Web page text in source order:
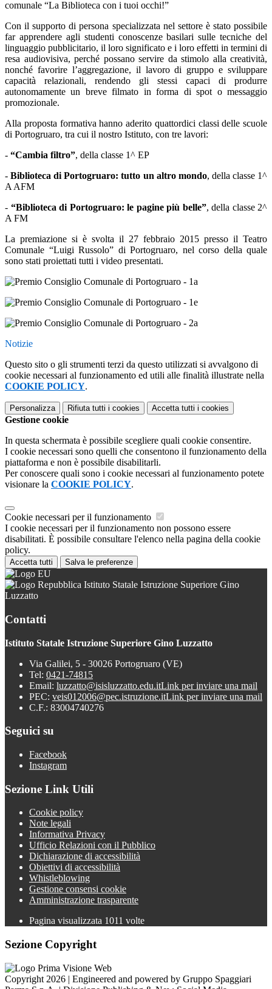
comunale “La Biblioteca con i tuoi occhi!”
Con il supporto di persona specializzata nel settore è stato possibile
far apprendere agli studenti conoscenze basilari sulle tecniche del
linguaggio pubblicitario, il loro significato e i loro effetti in termini di
resa audiovisiva, perché possano servire da stimolo alla creatività,
nonché favorire l’aggregazione, il lavoro di gruppo e sviluppare
capacità relazionali, rendendo gli stessi capaci di produrre
autonomamente un breve filmato in forma di spot o messaggio
promozionale.
Alla proposta formativa hanno aderito quattordici classi delle scuole
di Portogruaro, tra cui il nostro Istituto, con tre lavori:
- “Cambia filtro”, della classe 1^ EP
-Biblioteca di Portogruaro: tutto un altro mondo, della classe 1^
A AFM
- “Biblioteca di Portogruaro: le pagine più belle”, della classe 2^
A FM
La premiazione si è svolta il 27 febbraio 2015 presso il Teatro
Comunale “Luigi Russolo” di Portogruaro, nel corso della quale
sono stati proiettati tutti i video presentati.
Notizie
Questo sito o gli strumenti terzi da questo utilizzati si avvalgono di
cookie necessari al funzionamento ed utili alle finalità illustrate nella
COOKIE POLICY.
Personalizza Rifiuta tutti i cookies Accetta tutti i cookies
Gestione cookie
In questa schermata è possibile scegliere quali cookie consentire.
I cookie necessari sono quelli che consentono il funzionamento della
piattaforma e non è possibile disabilitarli.
Per conoscere quali sono i cookie necessari al funzionamento potete
visionare la COOKIE POLICY.
Cookie necessari per il funzionamento
I cookie necessari per il funzionamento non possono essere
disabilitati. È possibile consultare l'elenco nella pagina della cookie
policy.
Accetta tutti Salva le preferenze
Istituto Statale Istruzione Superiore Gino
Luzzatto
Contatti
Istituto Statale Istruzione Superiore Gino Luzzatto
Via Galilei, 5 - 30026 Portogruaro (VE)
Tel: 0421-74815
Email: luzzatto@isisluzzatto.edu.itLink per inviare una mail
PEC: veis012006@pec.istruzione.itLink per inviare una mail
C.F.: 83004740276
Seguici su
Facebook
Instagram
Sezione Link Utili
Cookie policy
Note legali
Informativa Privacy
Ufficio Relazioni con il Pubblico
Dichiarazione di accessibilità
Obiettivi di accessibilità
Whistleblowing
Gestione consensi cookie
Amministrazione trasparente
Pagina visualizzata 1011 volte
Sezione Copyright
Copyright 2026 | Engineered and powered by Gruppo Spaggiari